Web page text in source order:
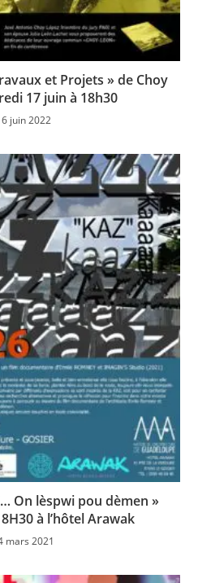
et Projets » de Choy
17 juin à 18h30
juin 2022
On lèspwi pou dèmen »
à l’hôtel Arawak
mars 2021